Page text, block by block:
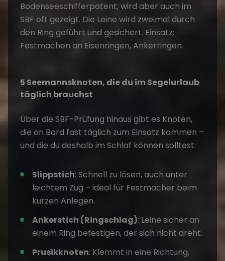
Bodenseeschifferpatent, wird aber auch im
SBF oft gezeigt. Die Leine wird zweimal durch
den Ring geführt und gesichert. Einsatz:
Festmachen an Eisenringen, Ankerringen.
5 Seemannsknoten, die du im Segelurlaub
täglich brauchst
Über die SBF-Prüfung hinaus gibt es Knoten,
die an Bord fast täglich zum Einsatz kommen –
und die du deshalb im Schlaf können solltest:
Slippstich: Schnell zu lösen, auch unter
leichtem Zug – ideal für Festmacher beim
kurzen Anlegen.
Ankerstich (Ringschlag): Leine sicher an
einem Ring befestigen, der sich nicht dreht.
Prusikknoten: Klemmt in eine Richtung,